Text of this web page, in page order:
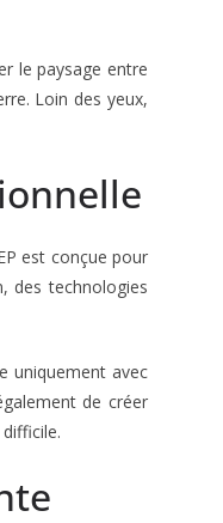
le paysage entre
Loin des yeux,
est conçue pour
des technologies
uniquement avec
de créer